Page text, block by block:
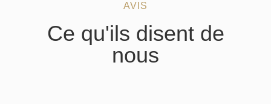
AVIS
Ce qu'ils disent de
nous